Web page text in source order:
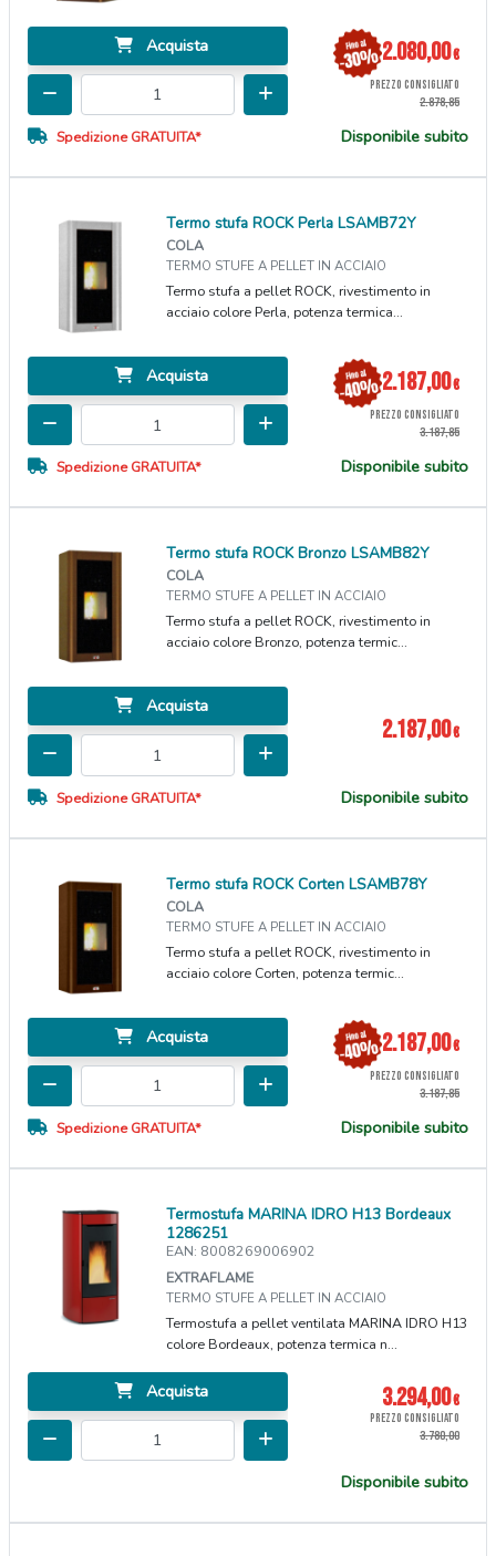
Acquista 2.080,00€
PREZZO CONSIGLIATO
2.878,85
Spedizione GRATUITA* Disponibile subito
Termo stufa ROCK Perla LSAMB72Y
COLA
TERMO STUFE A PELLET IN ACCIAIO
Termo stufa a pellet ROCK, rivestimento in
acciaio colore Perla, potenza termica...
Acquista 2.187,00€
PREZZO CONSIGLIATO
3.187,85
Spedizione GRATUITA* Disponibile subito
Termo stufa ROCK Bronzo LSAMB82Y
COLA
TERMO STUFE A PELLET IN ACCIAIO
Termo stufa a pellet ROCK, rivestimento in
acciaio colore Bronzo, potenza termic...
Acquista
2.187,00€
Spedizione GRATUITA* Disponibile subito
Termo stufa ROCK Corten LSAMB78Y
COLA
TERMO STUFE A PELLET IN ACCIAIO
Termo stufa a pellet ROCK, rivestimento in
acciaio colore Corten, potenza termic...
Acquista 2.187,00€
PREZZO CONSIGLIATO
3.187,85
Spedizione GRATUITA* Disponibile subito
Termostufa MARINA IDRO H13 Bordeaux
1286251
EAN: 8008269006902
EXTRAFLAME
TERMO STUFE A PELLET IN ACCIAIO
Termostufa a pellet ventilata MARINA IDRO H13
colore Bordeaux, potenza termica n...
Acquista 3.294,00€
PREZZO CONSIGLIATO
3.780,00
Disponibile subito